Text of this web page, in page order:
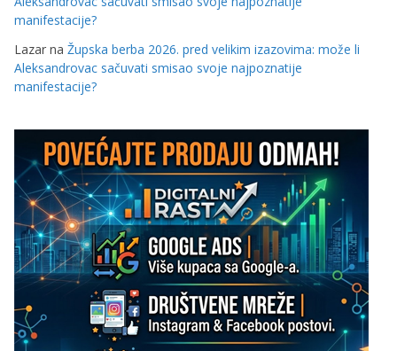
manifestacije?
Lazar na Župska berba 2026. pred velikim izazovima: može li
Aleksandrovac sačuvati smisao svoje najpoznatije
manifestacije?